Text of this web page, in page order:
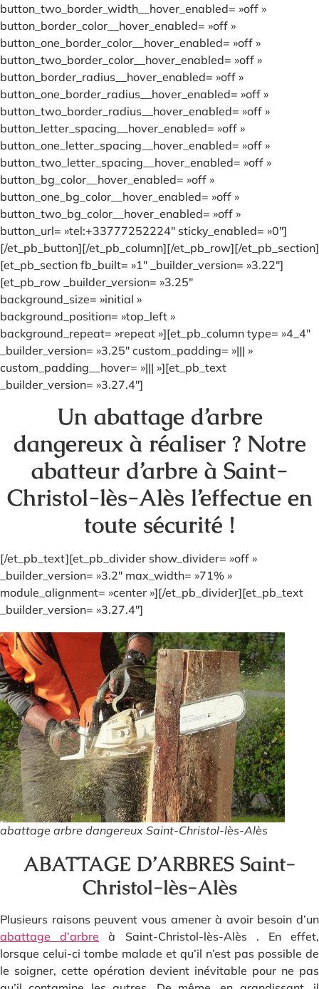
button_two_border_width__hover_enabled= »off »
button_border_color__hover_enabled= »off »
button_one_border_color__hover_enabled= »off »
button_two_border_color__hover_enabled= »off »
button_border_radius__hover_enabled= »off »
button_one_border_radius__hover_enabled= »off »
button_two_border_radius__hover_enabled= »off »
button_letter_spacing__hover_enabled= »off »
button_one_letter_spacing__hover_enabled= »off »
button_two_letter_spacing__hover_enabled= »off »
button_bg_color__hover_enabled= »off »
button_one_bg_color__hover_enabled= »off »
button_two_bg_color__hover_enabled= »off »
button_url= »tel:+33777252224″ sticky_enabled= »0″]
[/et_pb_button][/et_pb_column][/et_pb_row][/et_pb_section]
[et_pb_section fb_built= »1″ _builder_version= »3.22″]
[et_pb_row _builder_version= »3.25″
background_size= »initial »
background_position= »top_left »
background_repeat= »repeat »][et_pb_column type= »4_4″
_builder_version= »3.25″ custom_padding= »||| »
custom_padding__hover= »||| »][et_pb_text
_builder_version= »3.27.4″]
Un abattage d’arbre
dangereux à réaliser ? Notre
abatteur d’arbre à Saint-
Christol-lès-Alès l’effectue en
toute sécurité !
[/et_pb_text][et_pb_divider show_divider= »off »
_builder_version= »3.2″ max_width= »71% »
module_alignment= »center »][/et_pb_divider][et_pb_text
_builder_version= »3.27.4″]
abattage arbre dangereux Saint-Christol-lès-Alès
ABATTAGE D’ARBRES Saint-
Christol-lès-Alès
Plusieurs raisons peuvent vous amener à avoir besoin d’un
abattage d’arbre à Saint-Christol-lès-Alès . En effet,
lorsque celui-ci tombe malade et qu’il n’est pas possible de
le soigner, cette opération devient inévitable pour ne pas